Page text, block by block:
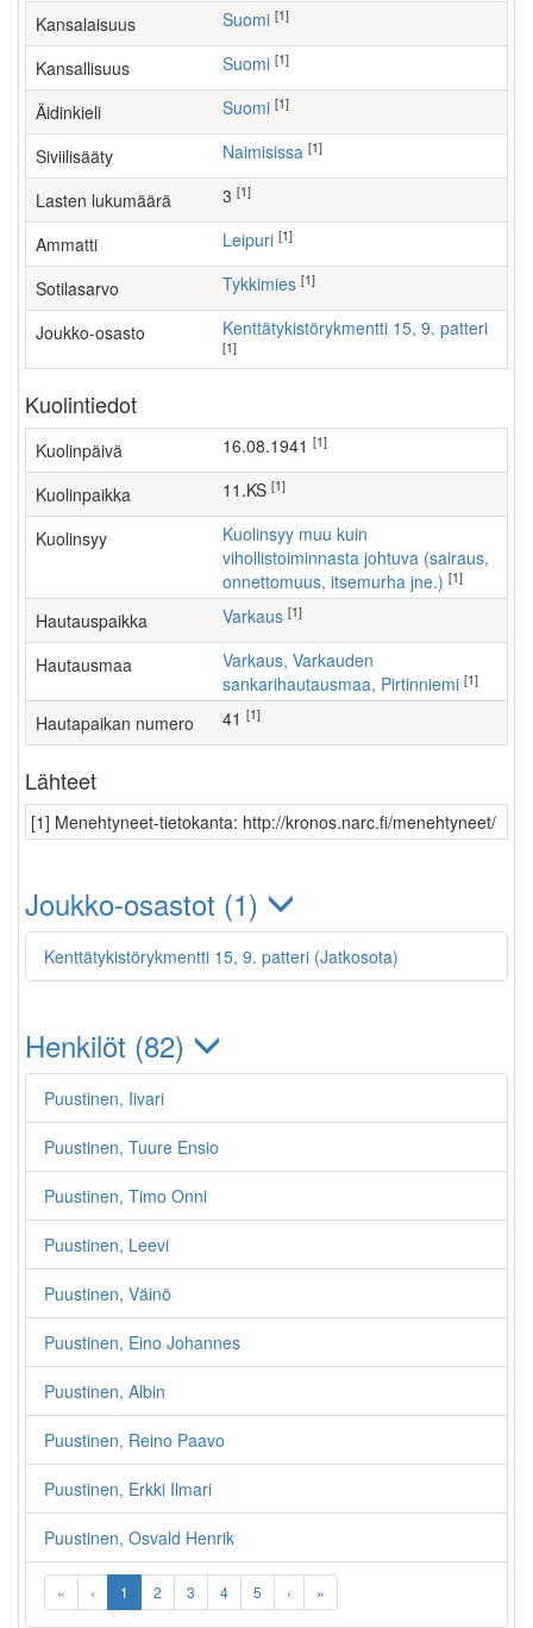
Kansalaisuus Suomi [1]
Kansallisuus Suomi [1]
Äidinkieli Suomi [1]
Siviilisääty Naimisissa [1]
Lasten lukumäärä [1]
Ammatti leipuri [1]
Sotilasarvo Tykkimies [1]
Joukko-osasto Kenttätykistörykmentti 15, 9. patteri
[1]
Kuolintiedot
Kuolinpäivä 16.08.1941 [1]
Kuolinpaikka 11.KS [1]
Kuolinsyy
Kuolinsyy muu kuin
vihollistoiminnasta johtuva (sairaus,
onnettomuus, itsemurha jne.) [1]
Hautauspaikka Varkaus [1]
Hautausmaa
Varkaus, Varkauden
sankarihautausmaa, Pirtinniemi [1]
Hautapaikan numero 41 [1]
Lähteet
[1] Menehtyneet-tietokanta: http://kronos.narc.fi/menehtyneet/
Joukko-osastot (1)
Kenttätykistörykmentti 15, 9. patteri (Jatkosota)
Henkilöt (82)
Puustinen, Iivari
Puustinen, Tuure Ensio
Puustinen, Timo Onni
Puustinen, Leevi
Puustinen, Väinö
Puustinen, Eino Johannes
Puustinen, Albin
Puustinen, Reino Paavo
Puustinen, Erkki Ilmari
Puustinen, Osvald Henrik
« ‹ 1 2 3 4 5 › »